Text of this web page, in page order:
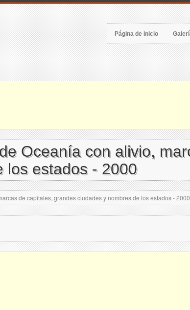
Página de inicio
Oceanía con alivio,
los estados - 2000
de capitales, grandes ciudades y nombres de los estados - 2000